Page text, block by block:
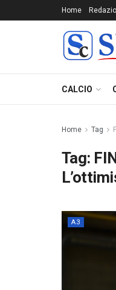
Home
CALCIO
Home Tag
Tag:
A3